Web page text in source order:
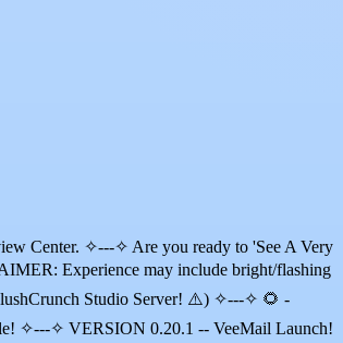
Center. ✧---✧ Are you ready to 'See A Very
Experience may include bright/flashing
Studio Server! ⚠️) ✧---✧ 🌻 -
✧---✧ VERSION 0.20.1 -- VeeMail Launch!